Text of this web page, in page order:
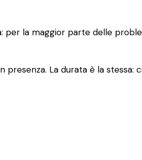
per la maggior parte delle
presenza. La durata è la stessa: